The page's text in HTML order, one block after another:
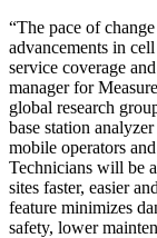
“The pace of
advancements in
service coverage
manager for
global research
base station
mobile operators
Technicians will be
sites faster, easier
feature minimizes
safety, lower